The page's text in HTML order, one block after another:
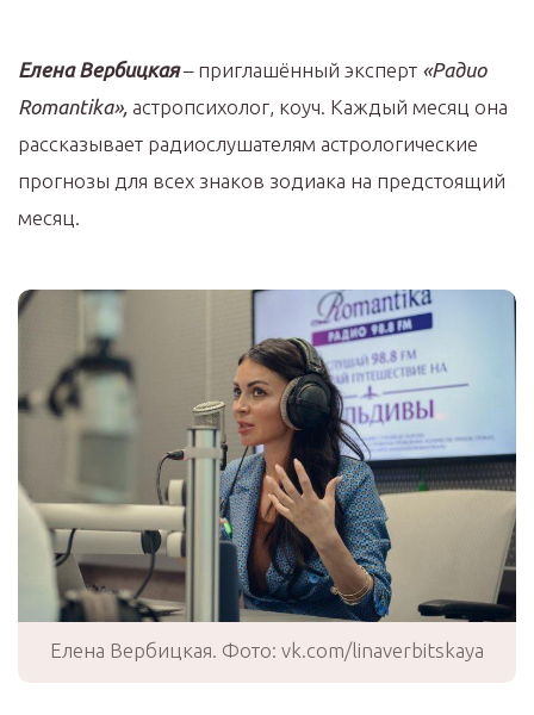
Елена Вербицкая– приглашённый эксперт «Радио
Romantika», астропсихолог, коуч. Каждый месяц она
рассказывает радиослушателям астрологические
прогнозы для всех знаков зодиака на предстоящий
месяц.
Елена Вербицкая. Фото: vk.com/linaverbitskaya